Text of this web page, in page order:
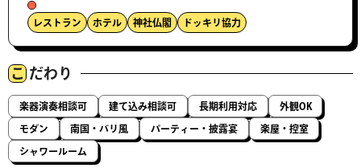
レストラン ホテル 神社仏閣 ドッキリ協力
こ だわり
楽器演奏相談可 建て込み相談可 長期利用対応 外観OK
モダン 南国・バリ風 パーティー・披露宴 楽屋・控室
シャワールーム